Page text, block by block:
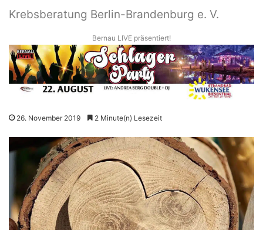
Krebsberatung Berlin-Brandenburg e. V.
Bernau LIVE präsentiert!
26. November 2019 2 Minute(n) Lesezeit